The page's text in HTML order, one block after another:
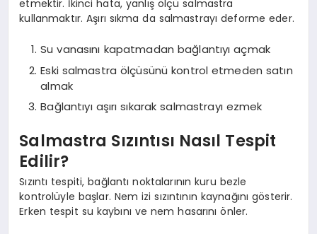
etmektir. İkinci hata, yanlış ölçü salmastra
kullanmaktır. Aşırı sıkma da salmastrayı deforme eder.
Su vanasını kapatmadan bağlantıyı açmak
Eski salmastra ölçüsünü kontrol etmeden satın
almak
Bağlantıyı aşırı sıkarak salmastrayı ezmek
Salmastra Sızıntısı Nasıl Tespit
Edilir?
Sızıntı tespiti, bağlantı noktalarının kuru bezle
kontrolüyle başlar. Nem izi sızıntının kaynağını gösterir.
Erken tespit su kaybını ve nem hasarını önler.